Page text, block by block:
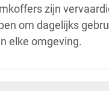
zijn
om dagelijks
elke omgeving.